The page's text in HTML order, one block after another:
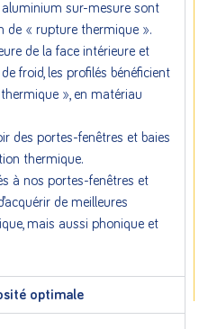
sur-mesure sont
de « rupture thermique ».
de la face intérieure et
froid, les profilés bénéficient
», en matériau
des portes-fenêtres et baies
thermique.
à nos portes-fenêtres et
de meilleures
mais aussi phonique et
optimale